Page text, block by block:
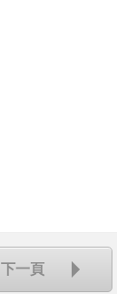
回首頁
下一頁